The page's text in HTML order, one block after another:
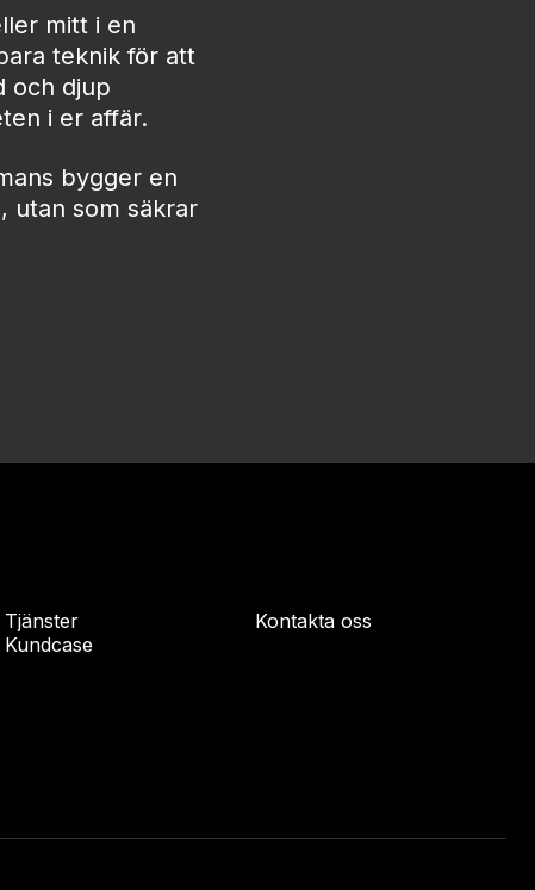
mitt i en
teknik för att
och djup
i er affär.
bygger en
utan som säkrar
Tjänster
Kundcase
Kontakta oss